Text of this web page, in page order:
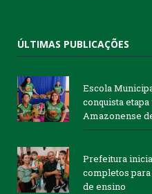
ÚLTIMAS PUBLICAÇÕES
Escola
conquista
Amazonense
Prefeitura
completos
de ensino